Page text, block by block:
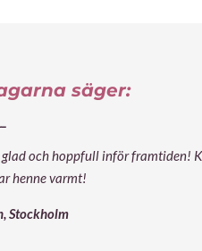
säger:
och hoppfull inför framtiden!
henne varmt!
Stockholm